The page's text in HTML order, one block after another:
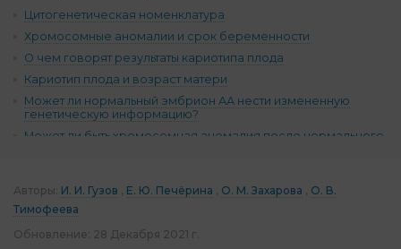
Цитогенетическая номенклатура
Хромосомные аномалии и срок беременности
О чем говорят результаты кариотипа плода
Кариотип плода и возраст матери
Может ли нормальный эмбрион АА нести измененную
генетическую информацию?
Может ли быть хромосомная аномалия после нормального
шанс!»
Комментарии (17)
Авторы: И. И. Гузов Е. Ю. Печёрина О. М. Захарова
О. В.
Тимофеева
Обновление: 28 Декабря 2021 г.